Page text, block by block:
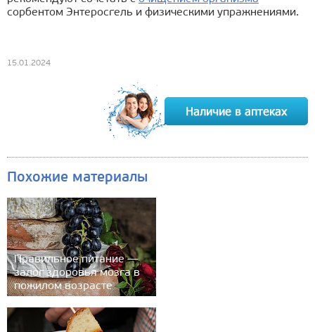
сорбентом Энтеросгель и физическими упражнениями.
15.01.2024
Похожие материалы
Правильное питание —
залог здоровья мозга в
пожилом возрасте